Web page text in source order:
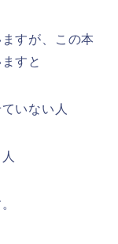
すが、この本
すと
いない人